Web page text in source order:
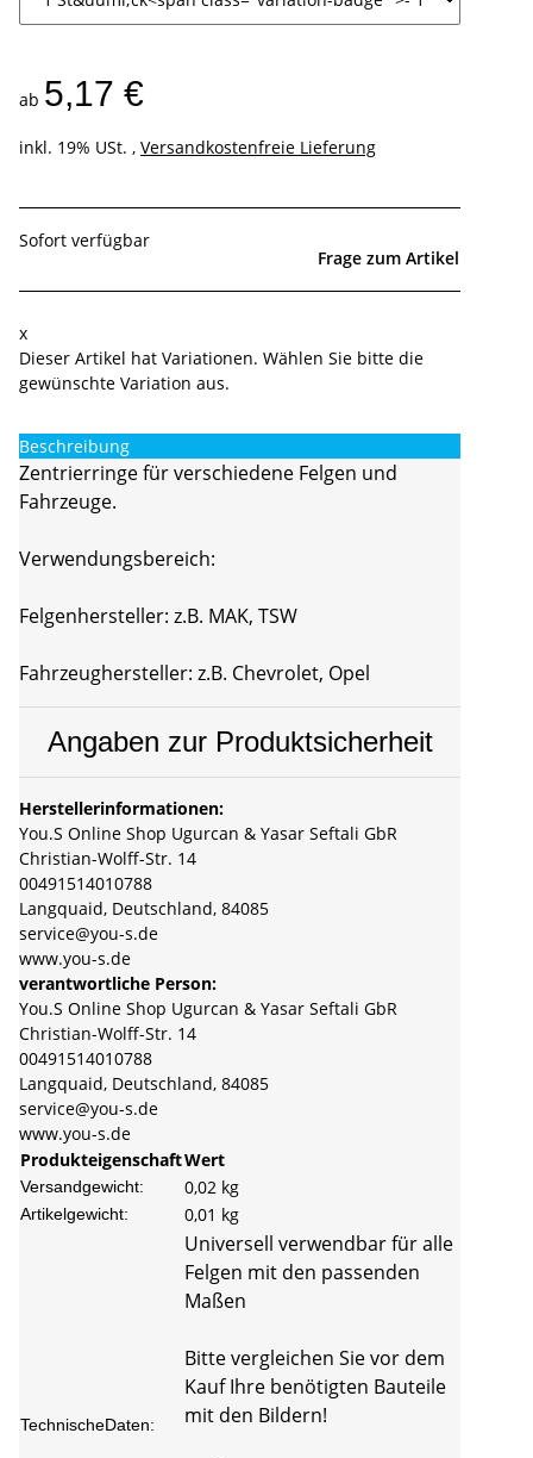
ab 5,17 €
inkl. 19% USt. , Versandkostenfreie Lieferung
Sofort verfügbar
Frage zum Artikel
x
Dieser Artikel hat Variationen. Wählen Sie bitte die
gewünschte Variation aus.
Beschreibung
Zentrierringe für verschiedene Felgen und
Fahrzeuge.
Verwendungsbereich:
Felgenhersteller: z.B. MAK, TSW
Fahrzeughersteller: z.B. Chevrolet, Opel
Angaben zur Produktsicherheit
Herstellerinformationen:
You.S Online Shop Ugurcan & Yasar Seftali GbR
Christian-Wolff-Str. 14
00491514010788
Langquaid, Deutschland, 84085
service@you-s.de
www.you-s.de
verantwortliche Person:
You.S Online Shop Ugurcan & Yasar Seftali GbR
Christian-Wolff-Str. 14
00491514010788
Langquaid, Deutschland, 84085
service@you-s.de
www.you-s.de
ProdukteigenschaftWert
Versandgewicht: 0,02 kg
Artikelgewicht: 0,01 kg
TechnischeDaten:
Universell verwendbar für alle
Felgen mit den passenden
Maßen
Bitte vergleichen Sie vor dem
Kauf Ihre benötigten Bauteile
mit den Bildern!